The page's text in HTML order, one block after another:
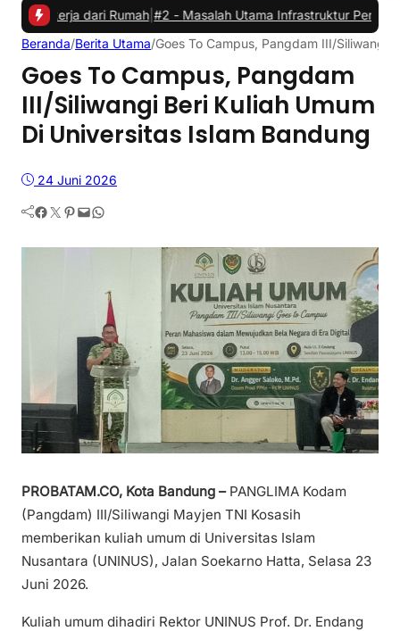
dari Rumah |#2 -Masalah Utama Infrastruktur Pengisian Daya
Beranda/Berita Utama/Goes To Campus, Pangdam III/Siliwangi
Goes To Campus, Pangdam
III/Siliwangi Beri Kuliah Umum
Di Universitas Islam Bandung
24 Juni 2026
Facebook Twitter Pinterest Mail WhatsApp
PROBATAM.CO, Kota Bandung –PANGLIMA Kodam
(Pangdam) III/Siliwangi Mayjen TNI Kosasih
memberikan kuliah umum di Universitas Islam
Nusantara (UNINUS), Jalan Soekarno Hatta, Selasa 23
Juni 2026.
Kuliah umum dihadiri Rektor UNINUS Prof. Dr. Endang